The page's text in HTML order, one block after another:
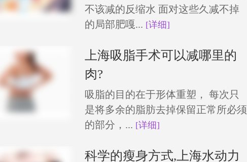
不该减的反缩水 面对这些久减不掉
的局部肥嘎... [详细]
上海吸脂手术可以减哪里的
肉?
吸脂的目的在于形体重塑， 每次只
是将多余的脂肪去掉保留正常所必须
的部分，... [详细]
科学的瘦身方式,上海水动力